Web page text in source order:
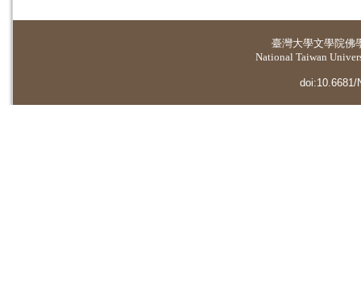
臺灣大學文學院佛
National Taiwan
doi:10.6681/